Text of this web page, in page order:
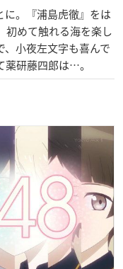
。『浦島虎徹』をは
初めて触れる海を楽し
小夜左文字も喜んで
薬研藤四郎は…。